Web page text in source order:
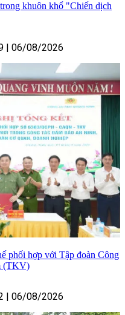
khuôn khổ "Chiến dịch
06/08/2026
phối hợp với Tập đoàn Công
(TKV)
06/08/2026